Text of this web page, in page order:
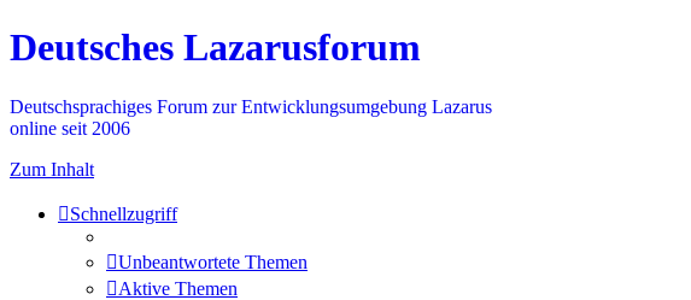
Deutsches Lazarusforum
Deutschsprachiges Forum zur Entwicklungsumgebung Lazarus
online seit 2006
Zum Inhalt
Schnellzugriff
Unbeantwortete Themen
Aktive Themen